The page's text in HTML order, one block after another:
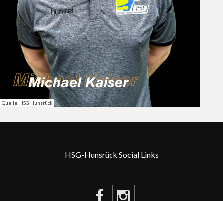
Quelle: HSG Hunsrück
HSG-Hunsrück Social Links